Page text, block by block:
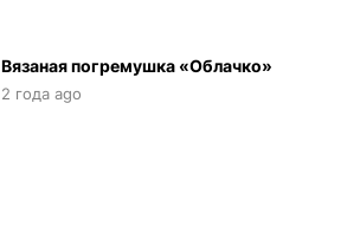
Вязаная погремушка «Облачко»
2 года ago